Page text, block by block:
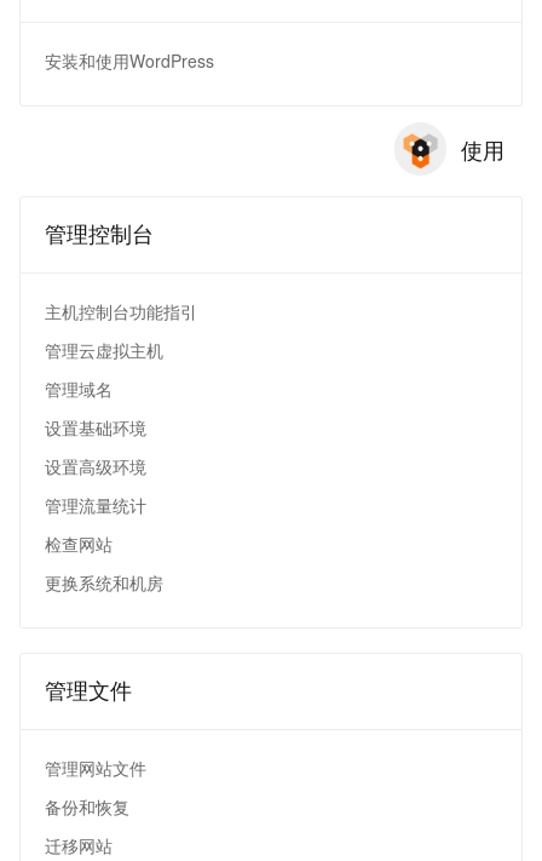
安装和使用WordPress
使用
管理控制台
主机控制台功能指引
管理云虚拟主机
管理域名
设置基础环境
设置高级环境
管理流量统计
检查网站
更换系统和机房
管理文件
管理网站文件
备份和恢复
迁移网站